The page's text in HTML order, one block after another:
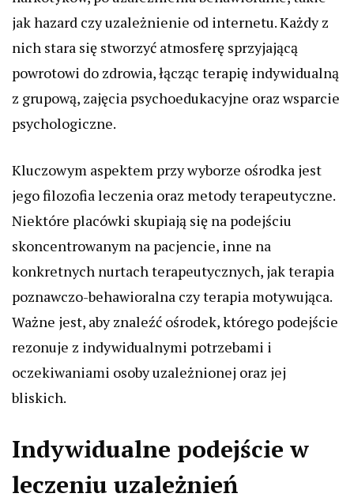
jak hazard czy uzależnienie od internetu. Każdy z
nich stara się stworzyć atmosferę sprzyjającą
powrotowi do zdrowia, łącząc terapię indywidualną
z grupową, zajęcia psychoedukacyjne oraz wsparcie
psychologiczne.
Kluczowym aspektem przy wyborze ośrodka jest
jego filozofia leczenia oraz metody terapeutyczne.
Niektóre placówki skupiają się na podejściu
skoncentrowanym na pacjencie, inne na
konkretnych nurtach terapeutycznych, jak terapia
poznawczo-behawioralna czy terapia motywująca.
Ważne jest, aby znaleźć ośrodek, którego podejście
rezonuje z indywidualnymi potrzebami i
oczekiwaniami osoby uzależnionej oraz jej
bliskich.
Indywidualne podejście w
leczeniu uzależnień